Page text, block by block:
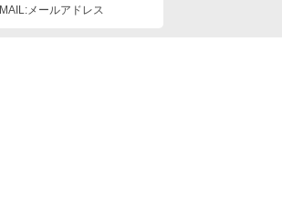
MAIL:メールアドレス